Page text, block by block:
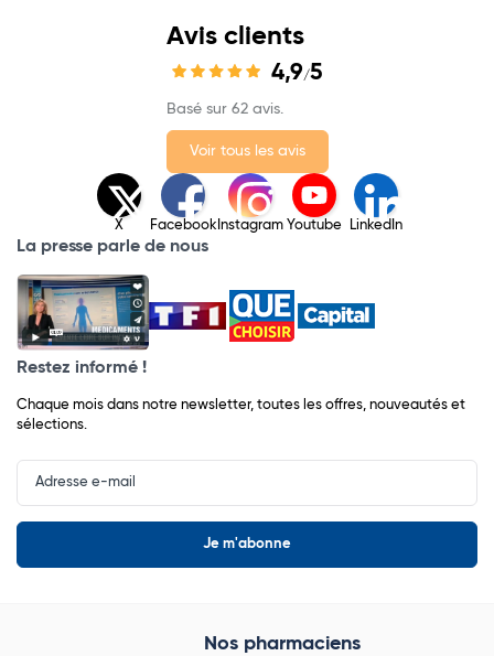
Avis clients
4,9/5
Basé sur 62 avis.
Voir tous les avis
X Facebook Instagram Youtube LinkedIn
La presse parle de nous
Restez informé !
Chaque mois dans notre newsletter, toutes les offres, nouveautés et
sélections.
Input
Newsletter
Nos pharmaciens